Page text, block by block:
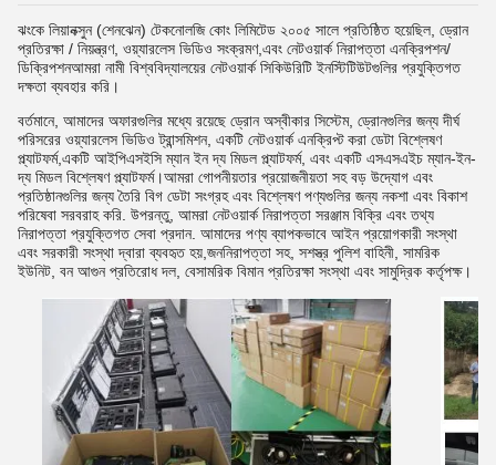
ঝংকে লিয়ানক্সুন (শেনঝেন) টেকনোলজি কোং লিমিটেড ২০০৫ সালে প্রতিষ্ঠিত হয়েছিল, ড্রোন
প্রতিরক্ষা / নিয়ন্ত্রণ, ওয়্যারলেস ভিডিও সংক্রমণ,এবং নেটওয়ার্ক নিরাপত্তা এনক্রিপশন/
ডিক্রিপশনআমরা নামী বিশ্ববিদ্যালয়ের নেটওয়ার্ক সিকিউরিটি ইনস্টিটিউটগুলির প্রযুক্তিগত
দক্ষতা ব্যবহার করি।
বর্তমানে, আমাদের অফারগুলির মধ্যে রয়েছে ড্রোন অস্বীকার সিস্টেম, ড্রোনগুলির জন্য দীর্ঘ
পরিসরের ওয়্যারলেস ভিডিও ট্রান্সমিশন, একটি নেটওয়ার্ক এনক্রিপ্ট করা ডেটা বিশ্লেষণ
প্ল্যাটফর্ম,একটি আইপিএসইসি ম্যান ইন দ্য মিডল প্ল্যাটফর্ম, এবং একটি এসএসএইচ ম্যান-ইন-
দ্য মিডল বিশ্লেষণ প্ল্যাটফর্ম।আমরা গোপনীয়তার প্রয়োজনীয়তা সহ বড় উদ্যোগ এবং
প্রতিষ্ঠানগুলির জন্য তৈরি বিগ ডেটা সংগ্রহ এবং বিশ্লেষণ পণ্যগুলির জন্য নকশা এবং বিকাশ
পরিষেবা সরবরাহ করি. উপরন্তু, আমরা নেটওয়ার্ক নিরাপত্তা সরঞ্জাম বিক্রি এবং তথ্য
নিরাপত্তা প্রযুক্তিগত সেবা প্রদান. আমাদের পণ্য ব্যাপকভাবে আইন প্রয়োগকারী সংস্থা
এবং সরকারী সংস্থা দ্বারা ব্যবহৃত হয়,জননিরাপত্তা সহ, সশস্ত্র পুলিশ বাহিনী, সামরিক
ইউনিট, বন আগুন প্রতিরোধ দল, বেসামরিক বিমান প্রতিরক্ষা সংস্থা এবং সামুদ্রিক কর্তৃপক্ষ।